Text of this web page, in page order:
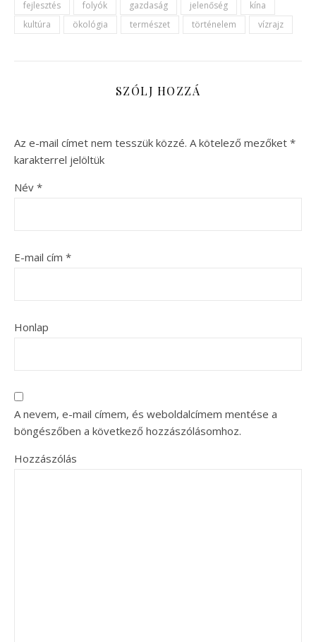
fejlesztés folyók gazdaság jelenőség
kína
kultúra
ökológia természet történelem vízrajz
SZÓLJ HOZZÁ
Az e-mail címet nem tesszük közzé. A kötelező mezőket *
karakterrel jelöltük
Név *
E-mail cím *
Honlap
A nevem, e-mail címem, és weboldalcímem mentése a
böngészőben a következő hozzászólásomhoz.
Hozzászólás